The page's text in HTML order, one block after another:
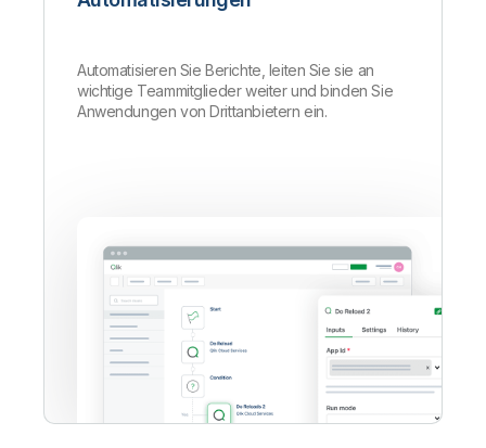
Automatisieren Sie Berichte, leiten Sie sie an
wichtige Teammitglieder weiter und binden Sie
Anwendungen von Drittanbietern ein.